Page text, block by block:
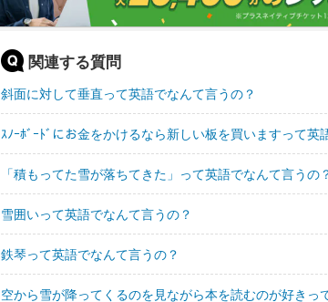
関連する質問
斜面に対して垂直って英語でなんて言うの？
ｽﾉｰﾎﾞｰﾄﾞにお金をかけるなら新しい板を買いますって英
「積もってた雪が落ちてきた」って英語でなんて言うの
雪囲いって英語でなんて言うの？
鉄琴って英語でなんて言うの？
空から雪が降ってくるのを見ながら本を読むのが好きっ